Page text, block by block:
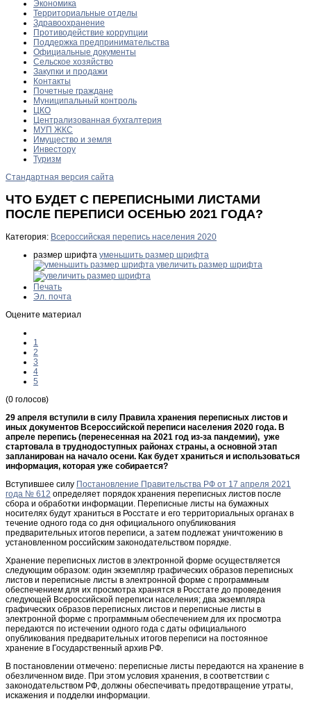
Экономика
Территориальные отделы
Здравоохранение
Противодействие коррупции
Поддержка предпринимательства
Официальные документы
Сельское хозяйство
Закупки и продажи
Контакты
Почетные граждане
Муниципальный контроль
ЦКО
Централизованная бухгалтерия
МУП ЖКС
Имущество и земля
Инвестору
Туризм
Стандартная версия сайта
ЧТО БУДЕТ С ПЕРЕПИСНЫМИ ЛИСТАМИ
ПОСЛЕ ПЕРЕПИСИ ОСЕНЬЮ 2021 ГОДА?
Категория: Всероссийская перепись населения 2020
размер шрифта уменьшить размер шрифта
увеличить размер шрифта
Печать
Эл. почта
Оцените материал
1
2
3
4
5
(0 голосов)
29 апреля вступили в силу Правила хранения переписных листов и
иных документов Всероссийской переписи населения 2020 года. В
апреле перепись (перенесенная на 2021 год из-за пандемии), уже
стартовала в труднодоступных районах страны, а основной этап
запланирован на начало осени. Как будет храниться и использоваться
информация, которая уже собирается?
Вступившее силу Постановление Правительства РФ от 17 апреля 2021
года № 612 определяет порядок хранения переписных листов после
сбора и обработки информации. Переписные листы на бумажных
носителях будут храниться в Росстате и его территориальных органах в
течение одного года со дня официального опубликования
предварительных итогов переписи, а затем подлежат уничтожению в
установленном российским законодательством порядке.
Хранение переписных листов в электронной форме осуществляется
следующим образом: один экземпляр графических образов переписных
листов и переписные листы в электронной форме с программным
обеспечением для их просмотра хранятся в Росстате до проведения
следующей Всероссийской переписи населения; два экземпляра
графических образов переписных листов и переписные листы в
электронной форме с программным обеспечением для их просмотра
передаются по истечении одного года с даты официального
опубликования предварительных итогов переписи на постоянное
хранение в Государственный архив РФ.
В постановлении отмечено: переписные листы передаются на хранение в
обезличенном виде. При этом условия хранения, в соответствии с
законодательством РФ, должны обеспечивать предотвращение утраты,
искажения и подделки информации.